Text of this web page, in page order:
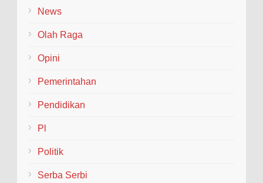
News
Olah Raga
Opini
Pemerintahan
Pendidikan
Pl
Politik
Serba Serbi